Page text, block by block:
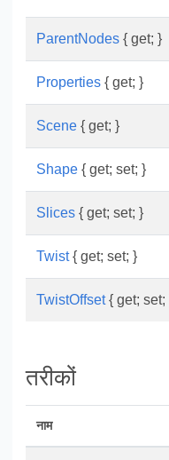
ParentNodes { get; }
Properties { get; }
Scene { get; }
Shape { get; set; }
Slices { get; set; }
Twist{ get; set; }
TwistOffset{ get; set;
तरीकों
नाम